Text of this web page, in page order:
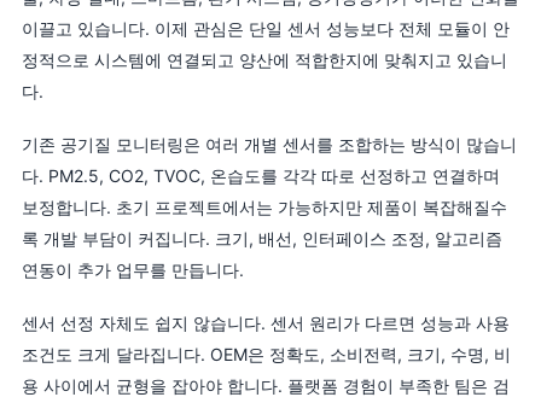
이끌고 있습니다. 이제 관심은 단일 센서 성능보다 전체 모듈이 안
정적으로 시스템에 연결되고 양산에 적합한지에 맞춰지고 있습니
다.
기존 공기질 모니터링은 여러 개별 센서를 조합하는 방식이 많습니
다. PM2.5, CO2, TVOC, 온습도를 각각 따로 선정하고 연결하며
보정합니다. 초기 프로젝트에서는 가능하지만 제품이 복잡해질수
록 개발 부담이 커집니다. 크기, 배선, 인터페이스 조정, 알고리즘
연동이 추가 업무를 만듭니다.
센서 선정 자체도 쉽지 않습니다. 센서 원리가 다르면 성능과 사용
조건도 크게 달라집니다. OEM은 정확도, 소비전력, 크기, 수명, 비
용 사이에서 균형을 잡아야 합니다. 플랫폼 경험이 부족한 팀은 검